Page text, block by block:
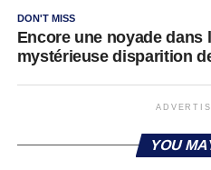
DON'T MISS
Encore une noyade dans
mystérieuse disparition
YOU